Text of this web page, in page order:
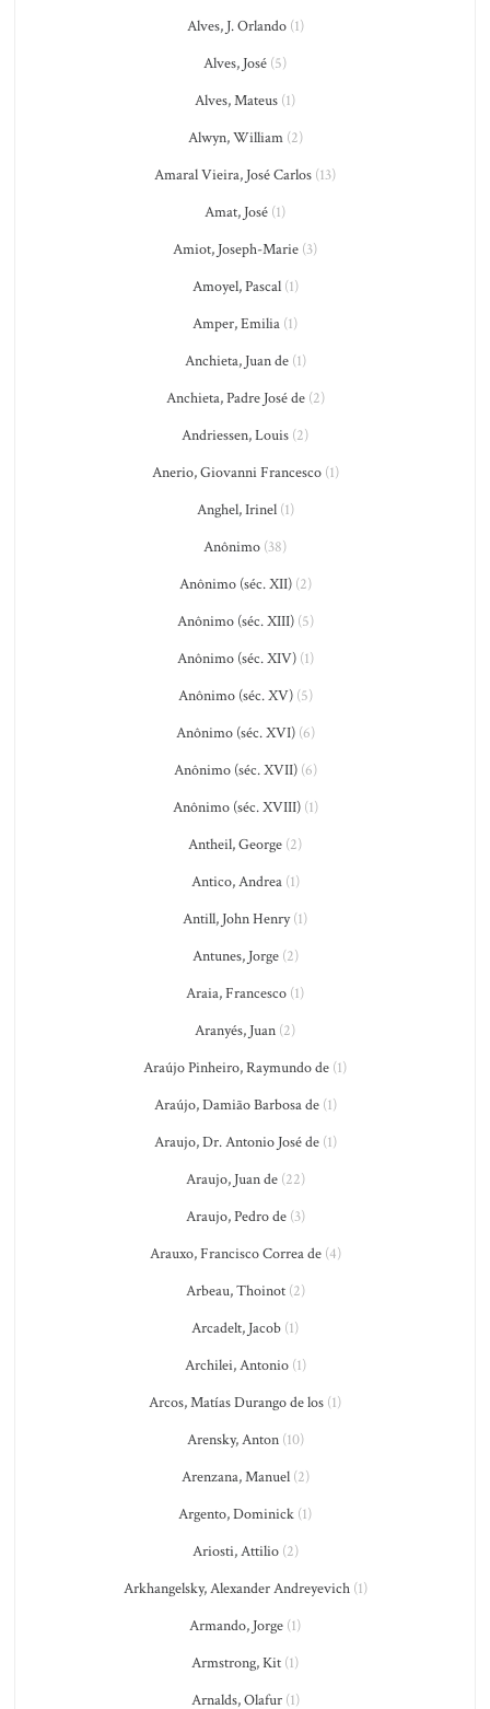
Alves, J. Orlando(1)
Alves, José (5)
Alves, Mateus (1)
Alwyn, William(2)
Amaral Vieira, José Carlos (13)
Amat, José (1)
Amiot, Joseph-Marie (3)
Amoyel, Pascal(1)
Amper, Emilia (1)
Anchieta, Juan de(1)
Anchieta, Padre José de(2)
Andriessen, Louis (2)
Anerio, Giovanni Francesco(1)
Anghel, Irinel(1)
Anônimo (38)
Anônimo (séc. XII)(2)
Anônimo (séc. XIII)(5)
Anônimo (séc. XIV)(1)
Anônimo (séc. XV)(5)
Anônimo (séc. XVI)(6)
Anônimo (séc. XVII)(6)
Anônimo (séc. XVIII)(1)
Antheil, George (2)
Antico, Andrea(1)
Antill, John Henry(1)
Antunes, Jorge(2)
Araia, Francesco (1)
Aranyés, Juan (2)
Araújo Pinheiro, Raymundo de (1)
Araújo, Damião Barbosa de(1)
Araujo, Dr. Antonio José de(1)
Araujo, Juan de(22)
Araujo, Pedro de(3)
Arauxo, Francisco Correa de(4)
Arbeau, Thoinot(2)
Arcadelt, Jacob (1)
Archilei, Antonio(1)
Arcos, Matías Durango de los (1)
Arensky, Anton(10)
Arenzana, Manuel(2)
Argento, Dominick (1)
Ariosti, Attilio(2)
Arkhangelsky, Alexander Andreyevich(1)
Armando, Jorge (1)
Armstrong, Kit (1)
Arnalds, Olafur(1)